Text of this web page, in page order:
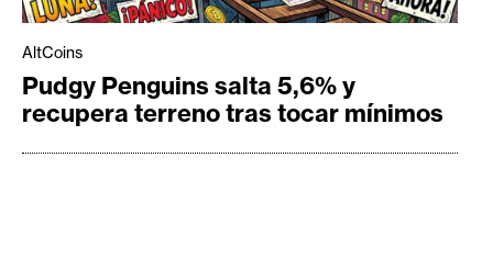
AltCoins
Pudgy Penguins salta 5,6% y
recupera terreno tras tocar mínimos